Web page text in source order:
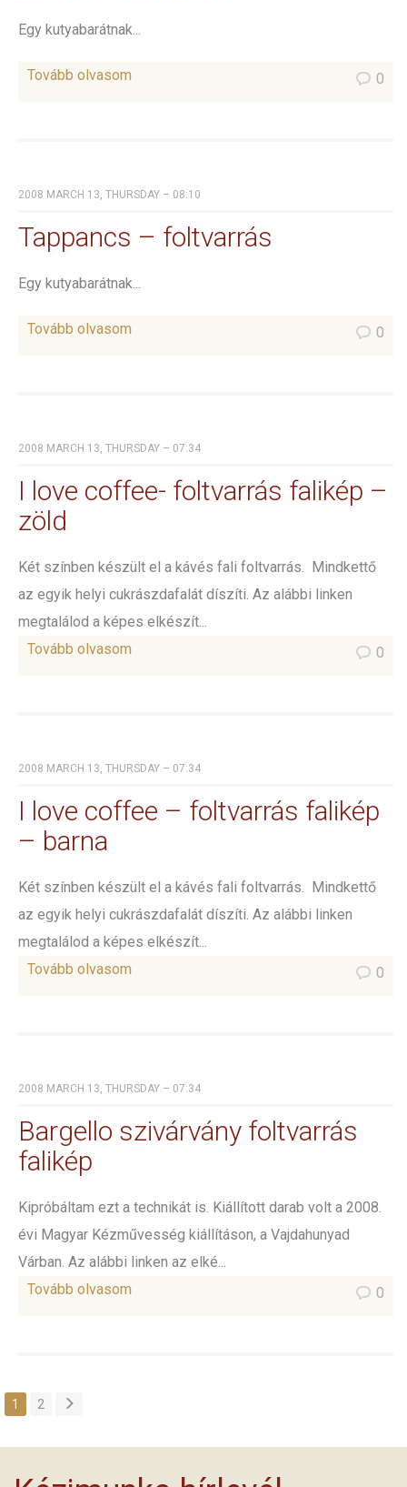
Egy kutyabarátnak...
Tovább olvasom 0
2008 MARCH 13, THURSDAY – 08:10
Tappancs – foltvarrás
Egy kutyabarátnak...
Tovább olvasom 0
2008 MARCH 13, THURSDAY – 07:34
I love coffee- foltvarrás falikép –
zöld
Két színben készült el a kávés fali foltvarrás. Mindkettő
az egyik helyi cukrászdafalát díszíti. Az alábbi linken
megtalálod a képes elkészít...
Tovább olvasom
0
2008 MARCH 13, THURSDAY – 07:34
I love coffee – foltvarrás falikép
– barna
Két színben készült el a kávés fali foltvarrás. Mindkettő
az egyik helyi cukrászdafalát díszíti. Az alábbi linken
megtalálod a képes elkészít...
Tovább olvasom
0
2008 MARCH 13, THURSDAY – 07:34
Bargello szivárvány foltvarrás
falikép
Kipróbáltam ezt a technikát is. Kiállított darab volt a 2008.
évi Magyar Kézművesség kiállításon, a Vajdahunyad
Várban. Az alábbi linken az elké...
Tovább olvasom
0
1 2